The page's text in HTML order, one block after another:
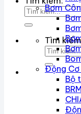
Tìm
Bơm
Động
Bộ